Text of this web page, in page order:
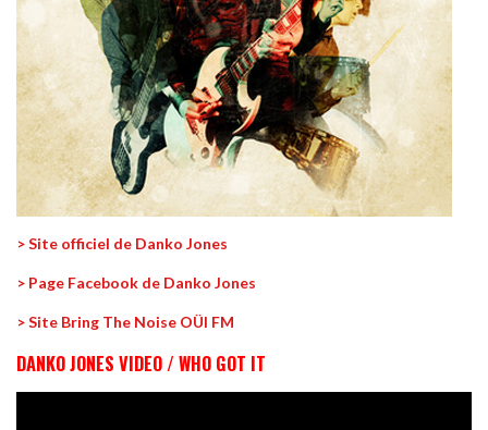
> Site officiel de Danko Jones
> Page Facebook de Danko Jones
> Site Bring The Noise OÜI FM
DANKO JONES VIDEO / WHO GOT IT